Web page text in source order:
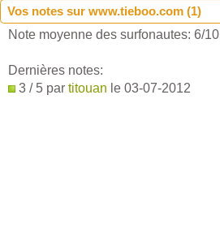
Vos notes sur www.tieboo.com (1)
Note moyenne des surfonautes: 6/10
Dernières notes:
3 / 5 par titouan le 03-07-2012